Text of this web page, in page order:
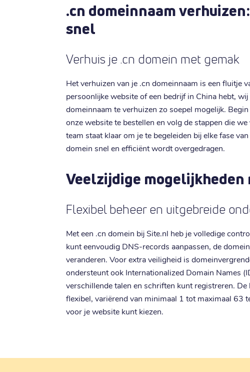
.cn domeinnaam
snel
Verhuis je .cn domein met gemak
Het verhuizen van je .cn domeinnaam is een fluitje
persoonlijke website of een bedrijf in China hebt,
domeinnaam te verhuizen zo soepel mogelijk.
onze website te bestellen en volg de stappen die
team staat klaar om je te begeleiden bij elke fase
domein snel en efficiënt wordt overgedragen.
Veelzijdige mogelijkheden
Flexibel beheer en uitgebreide
Met een .cn domein bij Site.nl heb je volledige
kunt eenvoudig DNS-records aanpassen, de
veranderen. Voor extra veiligheid is
ondersteunt ook Internationalized Domain Names
verschillende talen en schriften kunt registreren.
flexibel, variërend van minimaal 1 tot maximaal 63
voor je website kunt kiezen.